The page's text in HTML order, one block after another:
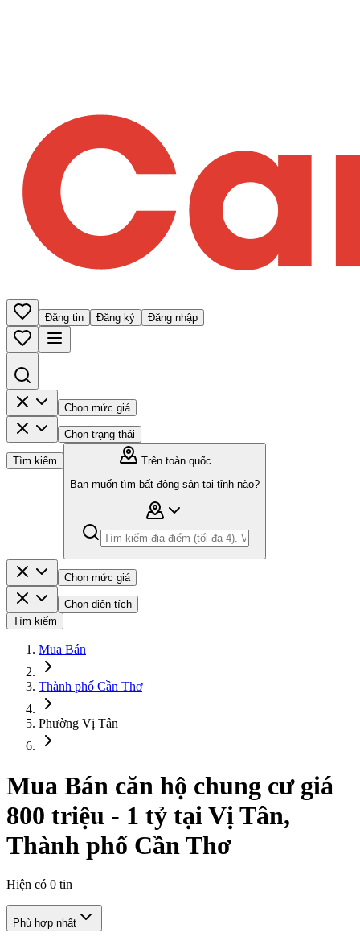
Đăng tin Đăng ký Đăng nhập
Chọn mức giá
Chọn trạng thái
Tìm kiếm
Trên toàn quốc
Bạn muốn tìm bất động sản tại tỉnh nào?
Chọn mức giá
Chọn diện tích
Tìm kiếm
Mua Bán
Thành phố Cần Thơ
Phường Vị Tân
Mua Bán căn hộ chung cư giá
800 triệu - 1 tỷ tại Vị Tân,
Thành phố Cần Thơ
Hiện có 0 tin
Phù hợp nhất